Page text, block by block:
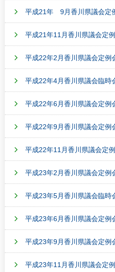
平成21年 9月香川県議会
平成21年11月香川県議会定
平成22年2月香川県議会定
平成22年4月香川県議会臨
平成22年6月香川県議会定
平成22年9月香川県議会定
平成22年11月香川県議会定
平成23年2月香川県議会定
平成23年5月香川県議会臨
平成23年6月香川県議会定
平成23年9月香川県議会定
平成23年11月香川県議会定